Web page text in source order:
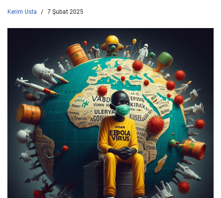
Kerim Usta 7 Şubat 2025